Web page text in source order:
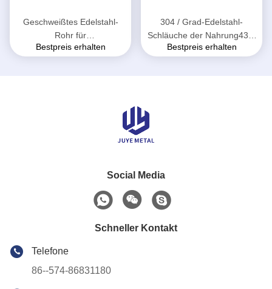
Geschweißtes Edelstahl-
Rohr für
Lebensmittelhygiene-Grad-
Bestpreis erhalten
304 / Grad-Edelstahl-
Schläuche der Nahrung430,
dauerhaftes
Bestpreis erhalten
Social Media
Schneller Kontakt
Telefone
86--574-86831180